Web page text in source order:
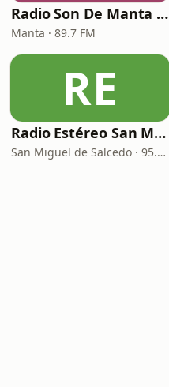
Radio Son De Manta 89.7 FM
Manta · 89.7 FM
RE
Radio Estéreo San Miguel 95.7
San Miguel de Salcedo · 95.7 FM